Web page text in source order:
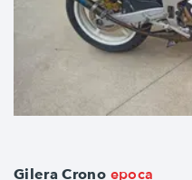
Gilera Crono epoca